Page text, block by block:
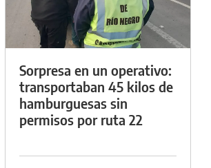
Sorpresa en un operativo:
transportaban 45 kilos de
hamburguesas sin
permisos por ruta 22